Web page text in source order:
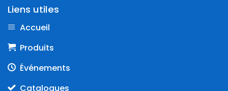
Liens utiles
Accueil
Produits
Événements
Catalogues